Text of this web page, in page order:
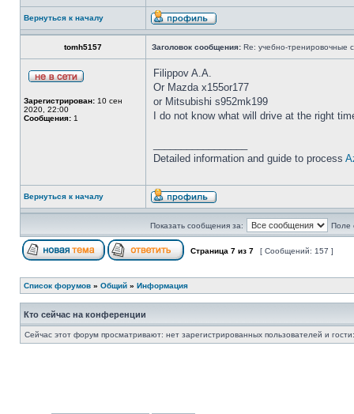
Вернуться к началу
tomh5157 Заголовок сообщения: Re: учебно-тренировочные
Зарегистрирован: 10 сен
2020, 22:00
Сообщения: 1
Filippov A.A.
Or Mazda x155or177
or Mitsubishi s952mk199
I do not know what will drive at the right
Detailed information and guide to process
Вернуться к началу
Показать сообщения за: Поле
Страница 7 из 7 [ Сообщений: 157 ]
Список форумов » Общий » Информация
Кто сейчас на конференции
Сейчас этот форум просматривают: нет зарегистрированных пользователей и